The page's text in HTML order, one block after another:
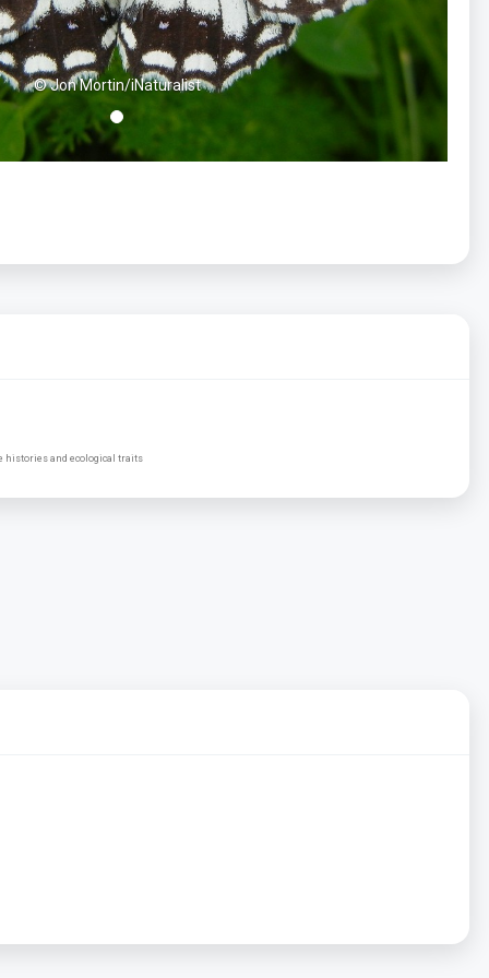
© Jon Mortin/iNaturalist
histories and ecological traits